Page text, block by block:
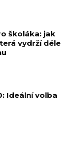
školáka: jak
vydrží déle
Ideální volba